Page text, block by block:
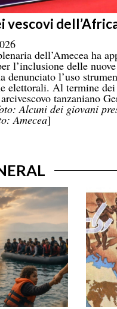
vescovi
dell’Amecea ha
l’inclusione delle
denunciato l’uso
elettorali. Al termine
tanzaniano
Alcuni dei giovani
Amecea]